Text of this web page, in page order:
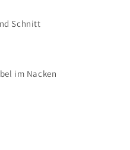
Schnitt
im Nacken